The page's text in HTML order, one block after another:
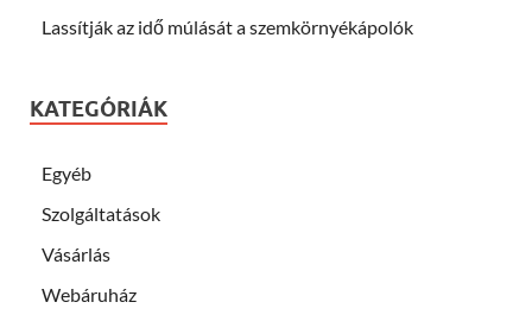
Lassítják az idő múlását a szemkörnyékápolók
KATEGÓRIÁK
Egyéb
Szolgáltatások
Vásárlás
Webáruház